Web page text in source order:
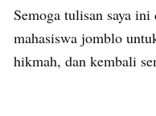
Semoga tulisan saya
mahasiswa jomblo
hikmah, dan kembali